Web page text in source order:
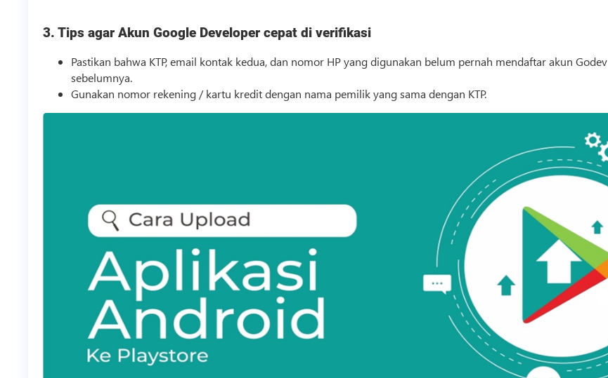
3. Tips agar Akun Google Developer cepat di verifikasi
Pastikan bahwa KTP, email kontak kedua, dan nomor HP yang digunakan belum pernah mendaftar akun Godev
sebelumnya.
Gunakan nomor rekening / kartu kredit dengan nama pemilik yang sama dengan KTP.